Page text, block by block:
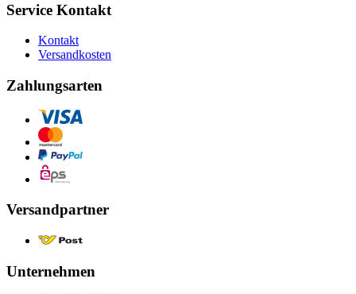
Service Kontakt
Kontakt
Versandkosten
Zahlungsarten
Versandpartner
Unternehmen